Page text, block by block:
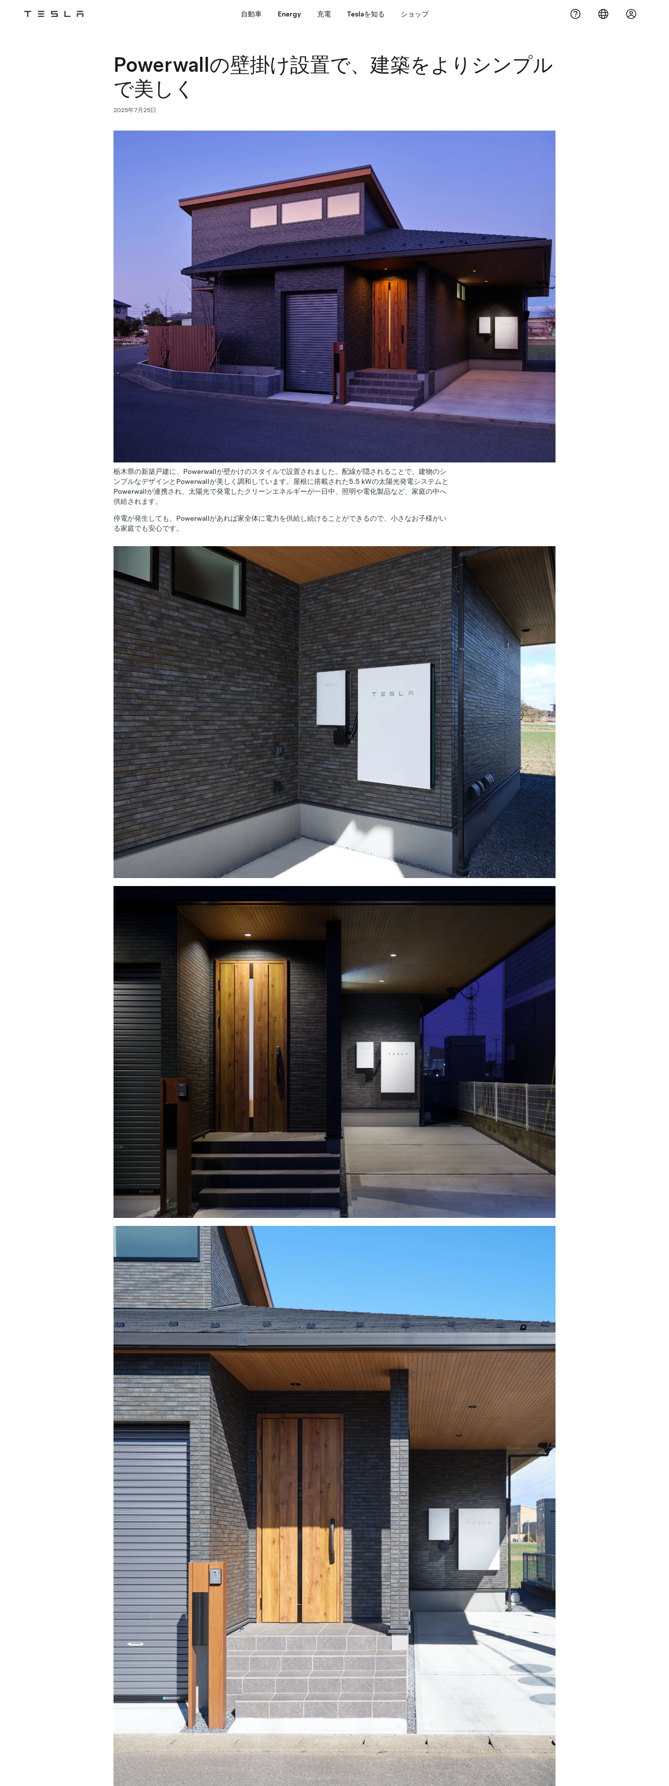
Tesla 自動車 Energy 充電 Teslaを知る ショップ
Powerwallの壁掛け設置で、建築をよりシンプル
で美しく
2025年7月25日
栃木県の新築戸建に、Powerwallが壁かけのスタイルで設置されました。配線が隠されることで、建物のシ
ンプルなデザインとPowerwallが美しく調和しています。屋根に搭載された5.5 kWの太陽光発電システムと
Powerwallが連携され、太陽光で発電したクリーンエネルギーが一日中、照明や電化製品など、家庭の中へ
供給されます。
停電が発生しても、Powerwallがあれば家全体に電力を供給し続けることができるので、小さなお子様がい
る家庭でも安心です。